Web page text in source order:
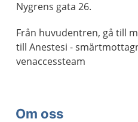
Nygrens gata 26.
Från huvudentren, gå till
till Anestesi -
venaccessteam
Om oss